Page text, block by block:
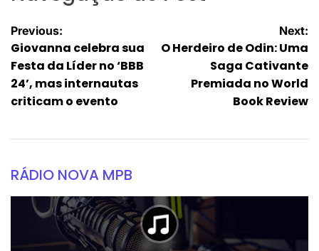
Previous:
Giovanna celebra sua
Festa da Líder no ‘BBB
24’, mas internautas
criticam o evento
Next:
O Herdeiro de Odin: Uma
Saga Cativante
Premiada no World
Book Review
RÁDIO NOVA MPB